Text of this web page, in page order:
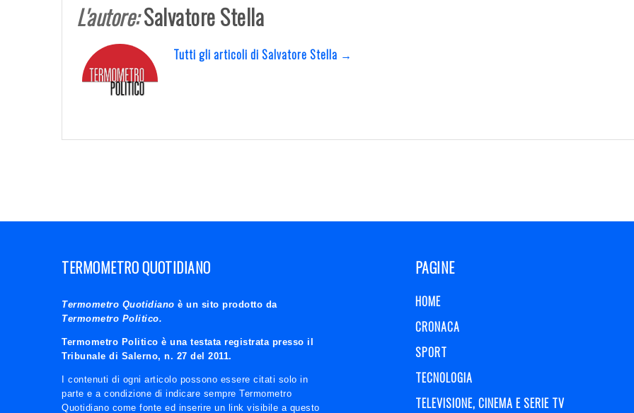
L'autore:Salvatore Stella
Tutti gli articoli di Salvatore Stella →
TERMOMETRO QUOTIDIANO
Termometro Quotidiano è un sito prodotto da
Termometro Politico.
Termometro Politico è una testata registrata presso il
Tribunale di Salerno, n. 27 del 2011.
I contenuti di ogni articolo possono essere citati solo in
parte e a condizione di indicare sempre Termometro
Quotidiano come fonte ed inserire un link visibile a questo
PAGINE
HOME
CRONACA
SPORT
TECNOLOGIA
TELEVISIONE, CINEMA E SERIE TV